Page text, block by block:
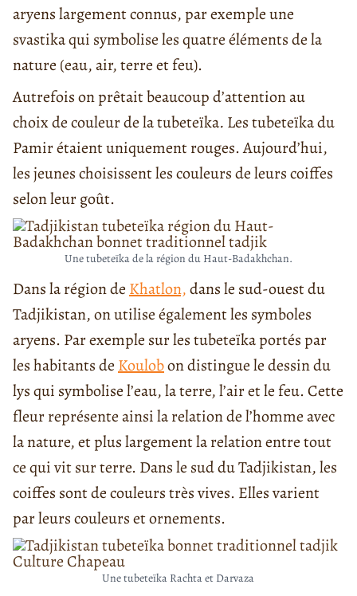
aryens largement connus, par exemple une
svastika qui symbolise les quatre éléments de la
nature (eau, air, terre et feu).
Autrefois on prêtait beaucoup d’attention au
choix de couleur de la tubeteïka. Les tubeteïka du
Pamir étaient uniquement rouges. Aujourd’hui,
les jeunes choisissent les couleurs de leurs coiffes
selon leur goût.
Une tubeteïka de la région du Haut-Badakhchan.
Dans la région de Khatlon,dans le sud-ouest du
Tadjikistan, on utilise également les symboles
aryens. Par exemple sur les tubeteïka portés par
les habitants de Koulobon distingue le dessin du
lys qui symbolise l’eau, la terre, l’air et le feu. Cette
fleur représente ainsi la relation de l’homme avec
la nature, et plus largement la relation entre tout
ce qui vit sur terre. Dans le sud du Tadjikistan, les
coiffes sont de couleurs très vives. Elles varient
par leurs couleurs et ornements.
Une tubeteïka Rachta et Darvaza